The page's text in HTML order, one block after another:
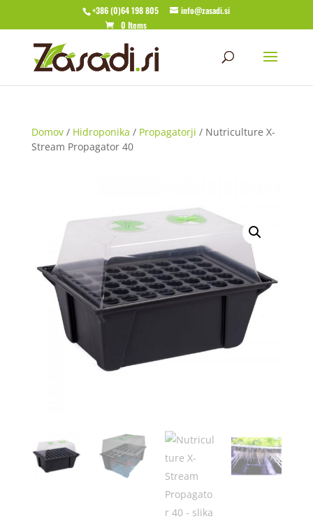
+386 (0)64 198 805
info@zasadi.si
0 Items
Domov/ Hidroponika / Propagatorji / Nutriculture X-
Stream Propagator 40